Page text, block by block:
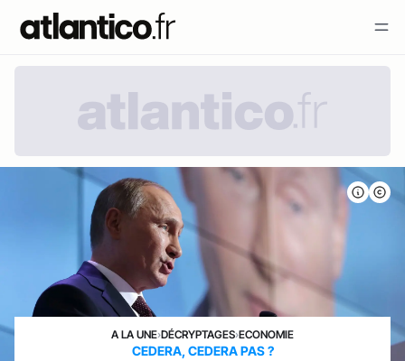
A LA UNE›DÉCRYPTAGES›ECONOMIE
CEDERA, CEDERA PAS ?